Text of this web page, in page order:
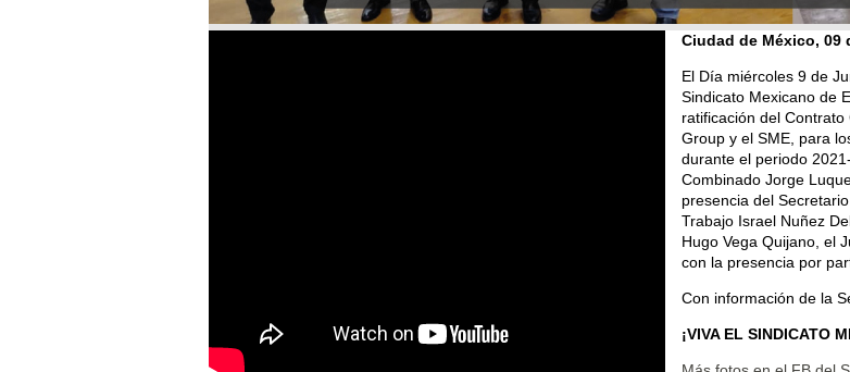
Ciudad de México, 09
El Día miércoles 9 de
Sindicato Mexicano de
ratificación del
Group y el SME, para
durante el periodo
Combinado Jorge
presencia del
Trabajo Israel Nuñez
Hugo Vega Quijano, el
con la presencia por
Con información de la
¡VIVA EL SINDICATO